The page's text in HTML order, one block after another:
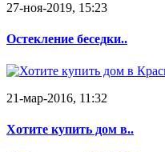
27-ноя-2019, 15:23
Остекление беседки..
21-мар-2016, 11:32
Хотите купить дом в..